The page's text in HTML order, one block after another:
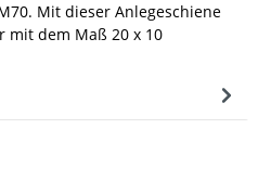
Mit dieser Anlegeschiene
mit dem Maß 20 x 10